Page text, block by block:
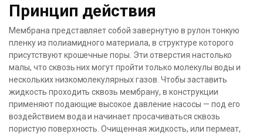
Принцип действия
Мембрана представляет собой завернутую в рулон тонкую
пленку из полиамидного материала, в структуре которого
присутствуют крошечные поры. Эти отверстия настолько
малы, что сквозь них могут пройти только молекулы воды и
нескольких низкомолекулярных газов. Чтобы заставить
жидкость проходить сквозь мембрану, в конструкции
применяют подающие высокое давление насосы — под его
воздействием вода и начинает просачиваться сквозь
пористую поверхность. Очищенная жидкость, или пермеат,